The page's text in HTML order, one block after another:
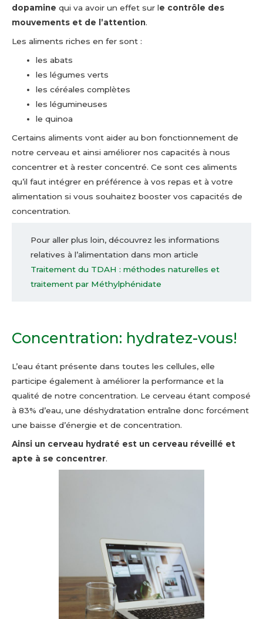
dopamine qui va avoir un effet sur le contrôle des
mouvements et de l’attention.
Les aliments riches en fer sont :
les abats
les légumes verts
les céréales complètes
les légumineuses
le quinoa
Certains aliments vont aider au bon fonctionnement de
notre cerveau et ainsi améliorer nos capacités à nous
concentrer et à rester concentré. Ce sont ces aliments
qu’il faut intégrer en préférence à vos repas et à votre
alimentation si vous souhaitez booster vos capacités de
concentration.
Pour aller plus loin, découvrez les informations
relatives à l’alimentation dans mon article
Traitement du TDAH : méthodes naturelles et
traitement par Méthylphénidate
Concentration: hydratez-vous!
L’eau étant présente dans toutes les cellules, elle
participe également à améliorer la performance et la
qualité de notre concentration. Le cerveau étant composé
à 83% d’eau, une déshydratation entraîne donc forcément
une baisse d’énergie et de concentration.
Ainsi un cerveau hydraté est un cerveau réveillé et
apte à se concentrer.